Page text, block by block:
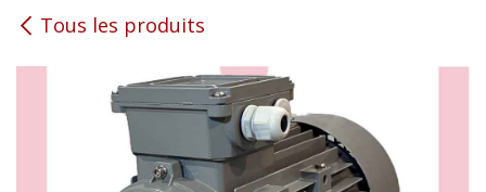
Tous les produits